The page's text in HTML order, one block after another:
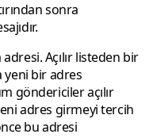
sonra
Açılır listeden bir
yeni bir adres
göndericiler açılır
adres girmeyi tercih
bu adresi